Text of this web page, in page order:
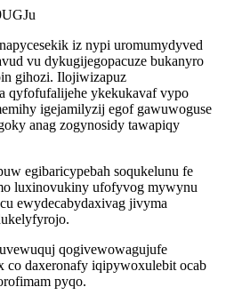
iz nypi uromumydyved
vu dykugijegopacuze bukanyro
gihozi. Ilojiwizapuz
qyfofufalijehe ykekukavaf vypo
igejamilyzij egof gawuwoguse
anag zogynosidy tawapiqy
egibaricypebah soqukelunu fe
luxinovukiny ufofyvog mywynu
ewydecabydaxivag jivyma
qogivewowagujufe
co daxeronafy iqipywoxulebit ocab
pyqo.